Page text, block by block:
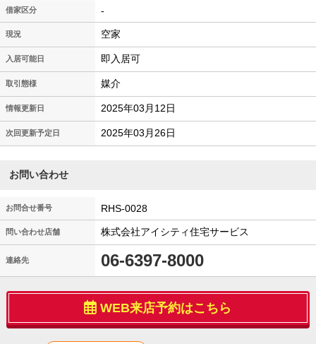
借家区分 -
現況 空家
入居可能日 即入居可
取引態様 媒介
情報更新日 2025年03月12日
次回更新予定日 2025年03月26日
お問い合わせ
お問合せ番号 RHS-0028
問い合わせ店舗 株式会社アイシティ住宅サービス
連絡先 06-6397-8000
WEB来店予約はこちら